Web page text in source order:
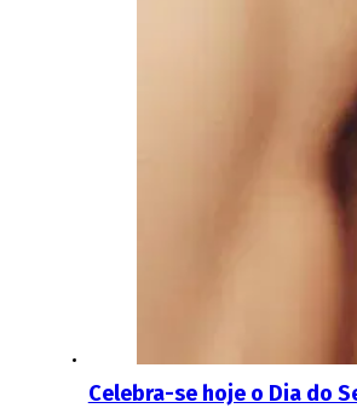
Celebra-se hoje o Dia do